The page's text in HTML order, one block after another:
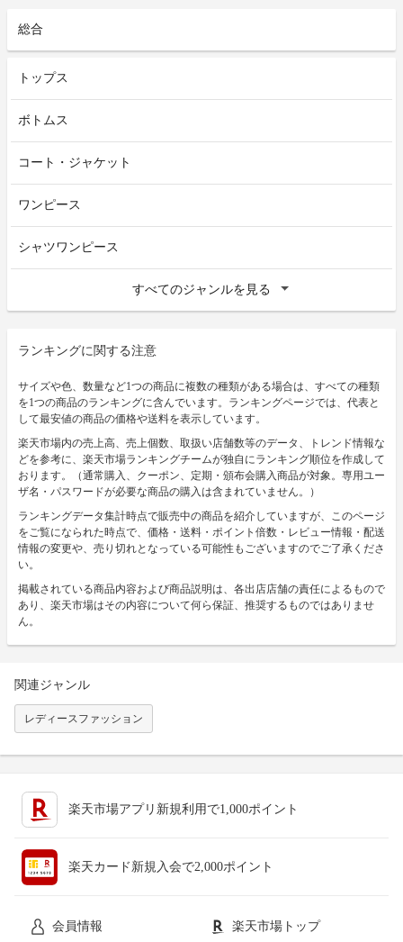
総合
トップス
ボトムス
コート・ジャケット
ワンピース
シャツワンピース
すべてのジャンルを見る
ランキングに関する注意
サイズや色、数量など1つの商品に複数の種類がある場合は、すべての種類
を1つの商品のランキングに含んでいます。ランキングページでは、代表と
して最安値の商品の価格や送料を表示しています。
楽天市場内の売上高、売上個数、取扱い店舗数等のデータ、トレンド情報な
どを参考に、楽天市場ランキングチームが独自にランキング順位を作成して
おります。（通常購入、クーポン、定期・頒布会購入商品が対象。専用ユー
ザ名・パスワードが必要な商品の購入は含まれていません。）
ランキングデータ集計時点で販売中の商品を紹介していますが、このページ
をご覧になられた時点で、価格・送料・ポイント倍数・レビュー情報・配送
情報の変更や、売り切れとなっている可能性もございますのでご了承くださ
い。
掲載されている商品内容および商品説明は、各出店店舗の責任によるもので
あり、楽天市場はその内容について何ら保証、推奨するものではありませ
ん。
関連ジャンル
レディースファッション
楽天市場アプリ新規利用で1,000ポイント
楽天カード新規入会で2,000ポイント
会員情報 楽天市場トップ